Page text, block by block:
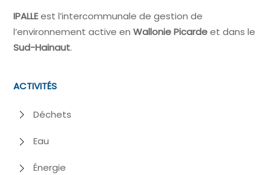
IPALLEest l’intercommunale de gestion de
l’environnement active enWallonie Picardeet dans le
Sud-Hainaut.
ACTIVITÉS
Déchets
Eau
Énergie